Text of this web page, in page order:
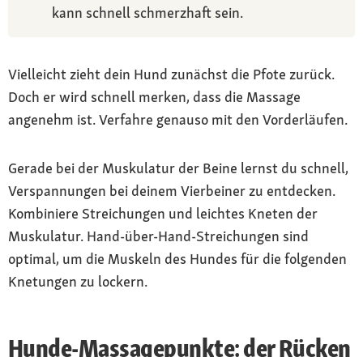
kann schnell schmerzhaft sein.
Vielleicht zieht dein Hund zunächst die Pfote zurück.
Doch er wird schnell merken, dass die Massage
angenehm ist. Verfahre genauso mit den Vorderläufen.
Gerade bei der Muskulatur der Beine lernst du schnell,
Verspannungen bei deinem Vierbeiner zu entdecken.
Kombiniere Streichungen und leichtes Kneten der
Muskulatur. Hand-über-Hand-Streichungen sind
optimal, um die Muskeln des Hundes für die folgenden
Knetungen zu lockern.
Hunde-Massagepunkte: der Rücken